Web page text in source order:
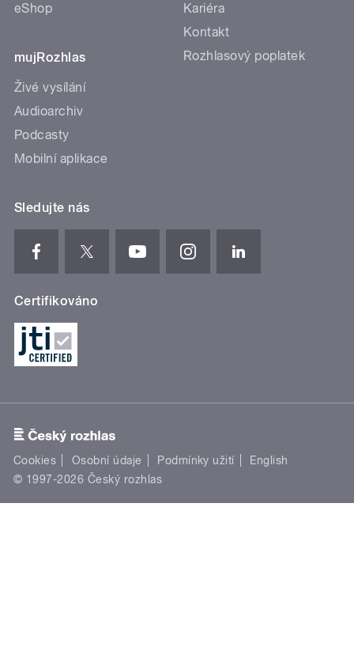
eShop
mujRozhlas
Živé vysílání
Audioarchiv
Podcasty
Mobilní aplikace
Kariéra
Kontakt
Rozhlasový poplatek
Sledujte nás
Certifikováno
Cookies Osobní údaje Podmínky užití
English
© 1997-2026 Český rozhlas